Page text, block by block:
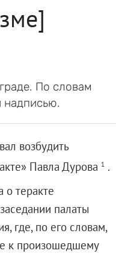
По словам
надписью.
возбудить
Павла Дурова 1 .
о теракте
палаты
где, по его словам,
к произошедшему